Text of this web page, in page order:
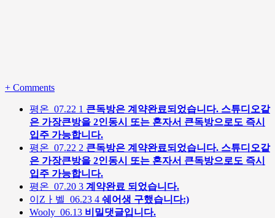
+ Comments
평온 07.22 1 큰독방은 계약완료되었습니다. 스튜디오같
은 가장큰방을 2인동시 또는 혼자서 큰독방으로도 즉시
입주 가능합니다.
평온 07.22 2 큰독방은 계약완료되었습니다. 스튜디오같
은 가장큰방을 2인동시 또는 혼자서 큰독방으로도 즉시
입주 가능합니다.
평온 07.20 3 계약완료 되었습니다.
이Zㅏ벨 06.23 4 쉐어생 구했습니다:)
Wooly 06.13 비밀댓글입니다.